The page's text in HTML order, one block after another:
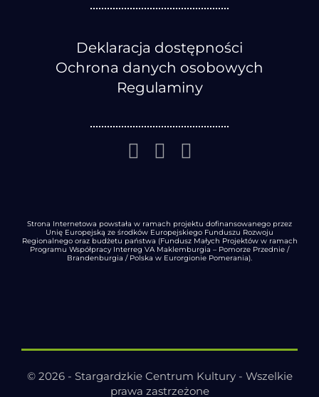
Deklaracja dostępności
Ochrona danych osobowych
Regulaminy
Strona Internetowa powstała w ramach projektu dofinansowanego przez
Unię Europejską ze środków Europejskiego Funduszu Rozwoju
Regionalnego oraz budżetu państwa (Fundusz Małych Projektów w ramach
Programu Współpracy Interreg VA Maklemburgia – Pomorze Przednie /
Brandenburgia / Polska w Eurorgionie Pomerania).
© 2026 - Stargardzkie Centrum Kultury - Wszelkie
prawa zastrzeżone